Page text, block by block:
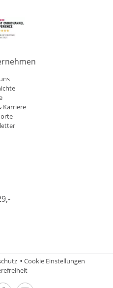
Karriere
Cookie Einstellungen